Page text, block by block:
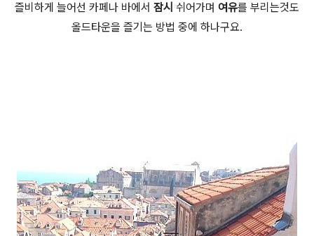
즐비하게 늘어선 카페나 바에서 잠시 쉬어가며 여유를 부리는것도
올드타운을 즐기는 방법 중에 하나구요.